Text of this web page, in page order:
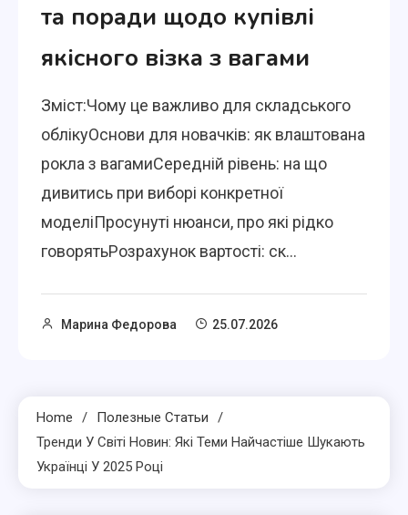
та поради щодо купівлі
якісного візка з вагами
Зміст:Чому це важливо для складського
облікуОснови для новачків: як влаштована
рокла з вагамиСередній рівень: на що
дивитись при виборі конкретної
моделіПросунуті нюанси, про які рідко
говорятьРозрахунок вартості: ск...
Марина Федорова 25.07.2026
Home
Полезные Статьи
Тренди У Світі Новин: Які Теми Найчастіше Шукають
Українці У 2025 Році